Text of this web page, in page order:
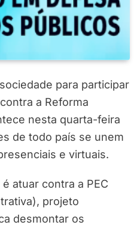
para participar
a Reforma
nesta quarta-feira
de todo país se unem
e virtuais.
atuar contra a PEC
projeto
desmontar os